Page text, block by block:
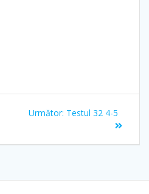
Următor: Articolul
Testul 32 4-5